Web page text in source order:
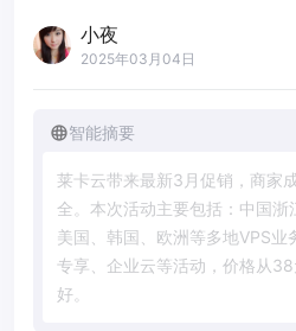
小夜
2025年03月04日
智能摘要
莱卡云带来最新3 月促销 ， 商家
全
本次活动主要包括 ： 中国浙
美国 韩国 欧洲 等多地VPS业
专享 企业云等活动 ， 价格从38
好